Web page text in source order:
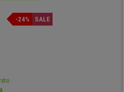
-24% SALE